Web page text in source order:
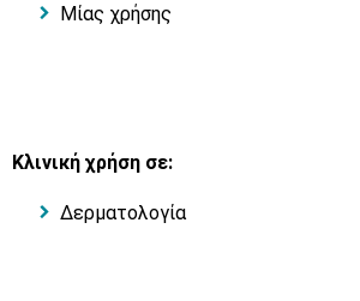
Μίας χρήσης
Κλινική χρήση σε:
Δερματολογία